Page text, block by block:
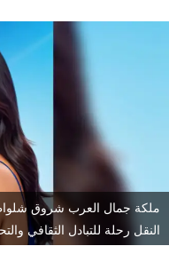
ملكة جمال العرب شروق
النقل رحلة للتبادل الثقافي